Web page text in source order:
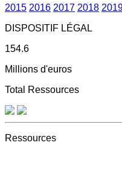
2015 2016 2017 2018
DISPOSITIF LÉGAL
154.6
Millions d'euros
Total Ressources
Ressources